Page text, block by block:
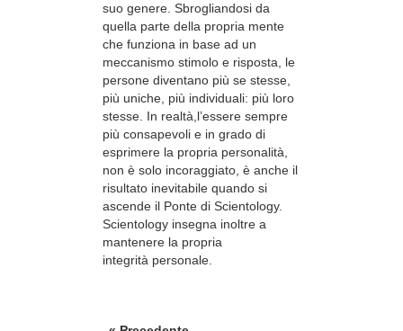
suo genere. Sbrogliandosi da
quella parte della propria mente
che funziona in base ad un
meccanismo stimolo e risposta, le
persone diventano più se stesse,
più uniche, più individuali: più loro
stesse. In realtà,l’essere sempre
più consapevoli e in grado di
esprimere la propria personalità,
non è solo incoraggiato, è anche il
risultato inevitabile quando si
ascende il Ponte di Scientology.
Scientology insegna inoltre a
mantenere la propria
integrità personale.